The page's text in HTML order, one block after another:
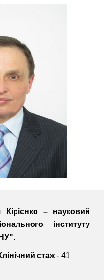
– науковий
інституту
стаж- 41